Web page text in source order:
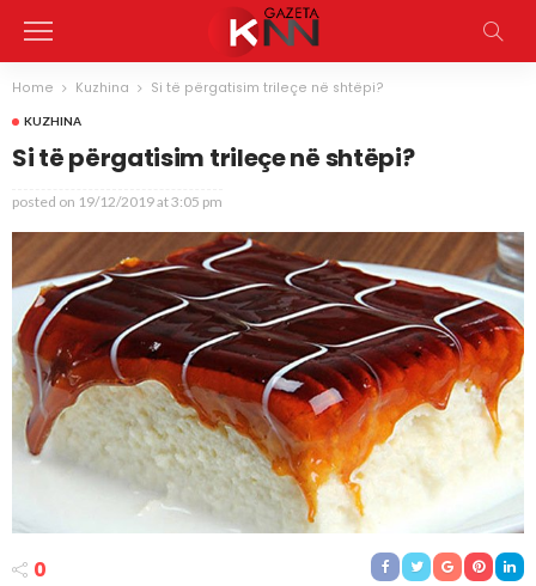
Home Kuzhina Si të përgatisim trileçe në shtëpi?
KUZHINA
Si të përgatisim trileçe në shtëpi?
posted on 19/12/2019 at 3:05 pm
0